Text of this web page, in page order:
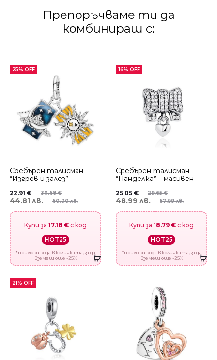
Препоръчваме ти да
комбинираш с:
25% OFF
Сребърен талисман
“Изгрев и залез”
30.68€
22.91 €
60.00 лв.
44.81 лв.
Купи за 17.18 € с код
HOT25
*приложи кода в количката, за да
вземеш още -25%
16% OFF
Сребърен талисман
“Панделка” – масивен
29.65€
25.05 €
57.99 лв.
48.99 лв.
Купи за 18.79 € с код
HOT25
*приложи кода в количката, за да
вземеш още -25%
21% OFF